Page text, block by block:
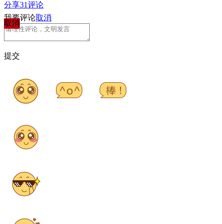
分享31评论
取消
我要评论取消
提交